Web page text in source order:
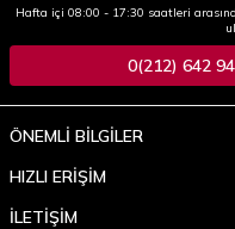
Hafta içi 08:00 - 17:30 saatleri
0(212) 642
ÖNEMLİ BİLGİLER
HIZLI ERİŞİM
İLETİŞİM